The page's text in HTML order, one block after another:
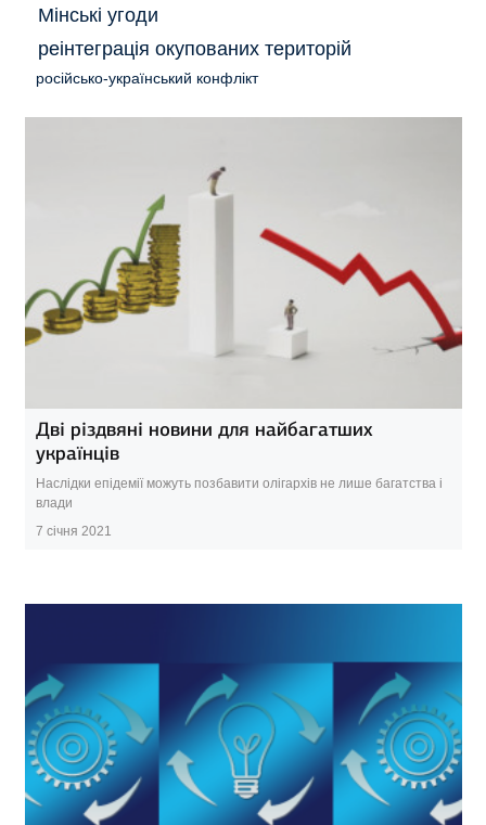
Мінські угоди
реінтеграція окупованих територій
російсько-український конфлікт
Дві різдвяні новини для найбагатших
українців
Наслідки епідемії можуть позбавити олігархів не лише багатства і
влади
7 січня 2021